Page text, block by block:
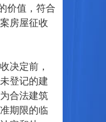
价值，符合
房屋征收
决定前，
登记的建
合法建筑
期限的临